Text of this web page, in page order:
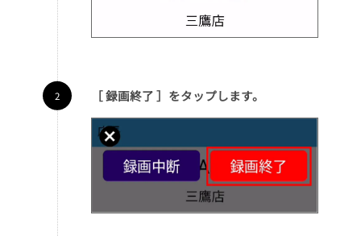
［ 録画終了 ］をタップします。